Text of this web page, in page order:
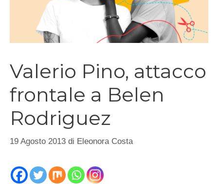
Valerio Pino, attacco
frontale a Belen
Rodriguez
19 Agosto 2013 di Eleonora Costa